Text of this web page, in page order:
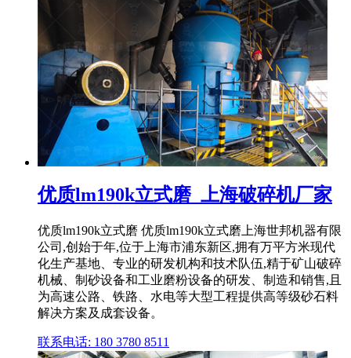
优质lm190k立式磨_上海破碎机厂家
优质lm190k立式磨 优质lm190k立式磨上海世邦机器有限
公司,创始于年,位于上海市浦东新区,拥有万平方米现代
化生产基地、专业的研发机构和技术队伍,精于矿山破碎
机械、制砂设备和工业磨粉设备的研发、制造和销售,且
为高速公路、铁路、水电等大型工程提供高等级砂石料
解决方案及成套设备。
联系电话: 180 3780 8511